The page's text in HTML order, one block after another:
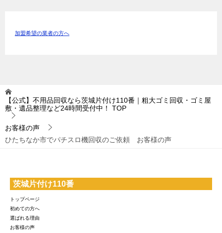
加盟希望の業者の方へ
【公式】不用品回収なら茨城片付け110番｜粗大ゴミ回収・ゴミ屋
敷・遺品整理など24時間受付中！
TOP
お客様の声
ひたちなか市でパチスロ機回収のご依頼 お客様の声
茨城片付け110番
トップページ
初めての方へ
選ばれる理由
お客様の声